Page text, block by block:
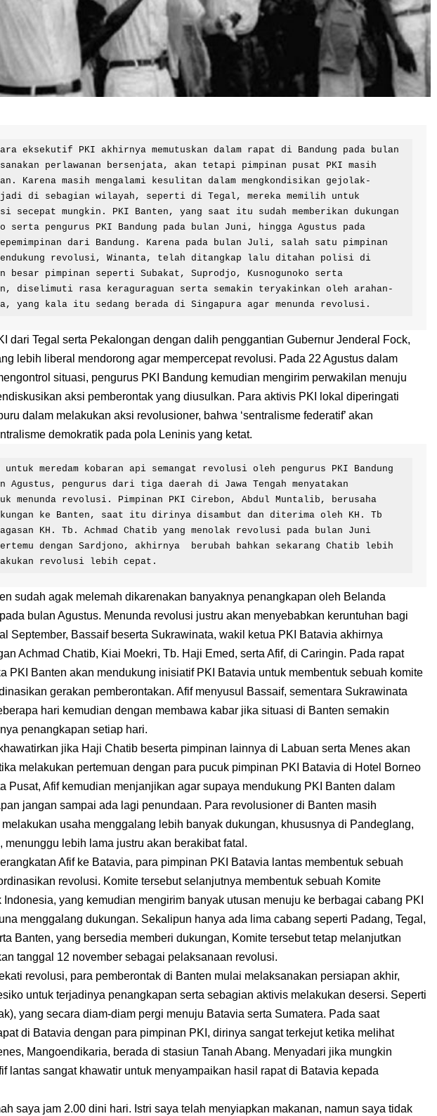
eksekutif PKI akhirnya memutuskan dalam rapat di Bandung pada bulan
perlawanan bersenjata, akan tetapi pimpinan pusat PKI masih
Karena masih mengalami kesulitan dalam mengkondisikan gejolak-
di sebagian wilayah, seperti di Tegal, mereka memilih untuk
secepat mungkin. PKI Banten, yang saat itu sudah memberikan dukungan
serta pengurus PKI Bandung pada bulan Juni, hingga Agustus pada
dari Bandung. Karena pada bulan Juli, salah satu pimpinan
revolusi, Winanta, telah ditangkap lalu ditahan polisi di
besar pimpinan seperti Subakat, Suprodjo, Kusnogunoko serta
diselimuti rasa keraguraguan serta semakin teryakinkan oleh arahan-
yang kala itu sedang berada di Singapura agar menunda revolusi.
dari Tegal serta Pekalongan dengan dalih penggantian Gubernur Jenderal Fock,
lebih liberal mendorong agar mempercepat revolusi. Pada 22 Agustus dalam
situasi, pengurus PKI Bandung kemudian mengirim perwakilan menuju
aksi pemberontak yang diusulkan. Para aktivis PKI lokal diperingati
dalam melakukan aksi revolusioner, bahwa ‘sentralisme federatif’ akan
demokratik pada pola Leninis yang ketat.
untuk meredam kobaran api semangat revolusi oleh pengurus PKI Bandung
Agustus, pengurus dari tiga daerah di Jawa Tengah menyatakan
menunda revolusi. Pimpinan PKI Cirebon, Abdul Muntalib, berusaha
ke Banten, saat itu dirinya disambut dan diterima oleh KH. Tb
KH. Tb. Achmad Chatib yang menolak revolusi pada bulan Juni
dengan Sardjono, akhirnya  berubah bahkan sekarang Chatib lebih
revolusi lebih cepat.
sudah agak melemah dikarenakan banyaknya penangkapan oleh Belanda
bulan Agustus. Menunda revolusi justru akan menyebabkan keruntuhan bagi
September, Bassaif beserta Sukrawinata, wakil ketua PKI Batavia akhirnya
Achmad Chatib, Kiai Moekri, Tb. Haji Emed, serta Afif, di Caringin. Pada rapat
PKI Banten akan mendukung inisiatif PKI Batavia untuk membentuk sebuah komite
gerakan pemberontakan. Afif menyusul Bassaif, sementara Sukrawinata
hari kemudian dengan membawa kabar jika situasi di Banten semakin
penangkapan setiap hari.
jika Haji Chatib beserta pimpinan lainnya di Labuan serta Menes akan
melakukan pertemuan dengan para pucuk pimpinan PKI Batavia di Hotel Borneo
Pusat, Afif kemudian menjanjikan agar supaya mendukung PKI Banten dalam
jangan sampai ada lagi penundaan. Para revolusioner di Banten masih
usaha menggalang lebih banyak dukungan, khususnya di Pandeglang,
menunggu lebih lama justru akan berakibat fatal.
Afif ke Batavia, para pimpinan PKI Batavia lantas membentuk sebuah
revolusi. Komite tersebut selanjutnya membentuk sebuah Komite
yang kemudian mengirim banyak utusan menuju ke berbagai cabang PKI
menggalang dukungan. Sekalipun hanya ada lima cabang seperti Padang, Tegal,
Banten, yang bersedia memberi dukungan, Komite tersebut tetap melanjutkan
tanggal 12 november sebagai pelaksanaan revolusi.
revolusi, para pemberontak di Banten mulai melaksanakan persiapan akhir,
untuk terjadinya penangkapan serta sebagian aktivis melakukan desersi. Seperti
yang secara diam-diam pergi menuju Batavia serta Sumatera. Pada saat
di Batavia dengan para pimpinan PKI, dirinya sangat terkejut ketika melihat
Mangoendikaria, berada di stasiun Tanah Abang. Menyadari jika mungkin
lantas sangat khawatir untuk menyampaikan hasil rapat di Batavia kepada
saya jam 2.00 dini hari. Istri saya telah menyiapkan makanan, namun saya tidak